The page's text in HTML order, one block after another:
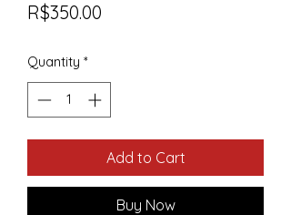
R$350.00
Quantity *
Add to Cart
Buy Now